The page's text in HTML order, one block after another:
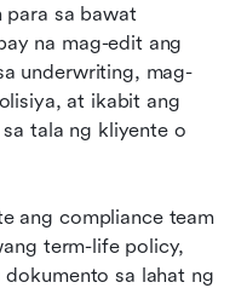
para sa bawat
na mag-edit ang
underwriting, mag-
at ikabit ang
tala ng kliyente o
ang compliance team
term-life policy,
sa lahat ng